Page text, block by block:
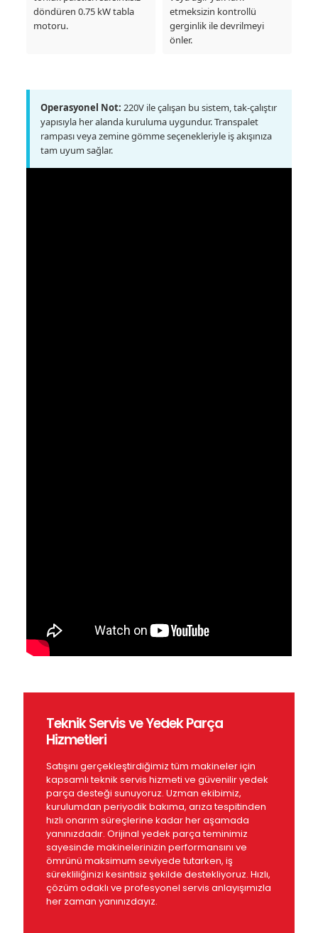
döndüren 0.75 kW tabla
motoru.
etmeksizin kontrollü
gerginlik ile devrilmeyi
önler.
Operasyonel Not: 220V ile çalışan bu sistem, tak-çalıştır
yapısıyla her alanda kuruluma uygundur. Transpalet
rampası veya zemine gömme seçenekleriyle iş akışınıza
tam uyum sağlar.
Teknik Servis ve Yedek Parça
Hizmetleri
Satışını gerçekleştirdiğimiz tüm makineler için
kapsamlı teknik servis hizmeti ve güvenilir yedek
parça desteği sunuyoruz. Uzman ekibimiz,
kurulumdan periyodik bakıma, arıza tespitinden
hızlı onarım süreçlerine kadar her aşamada
yanınızdadır. Orijinal yedek parça teminimiz
sayesinde makinelerinizin performansını ve
ömrünü maksimum seviyede tutarken, iş
sürekliliğinizi kesintisiz şekilde destekliyoruz. Hızlı,
çözüm odaklı ve profesyonel servis anlayışımızla
her zaman yanınızdayız.